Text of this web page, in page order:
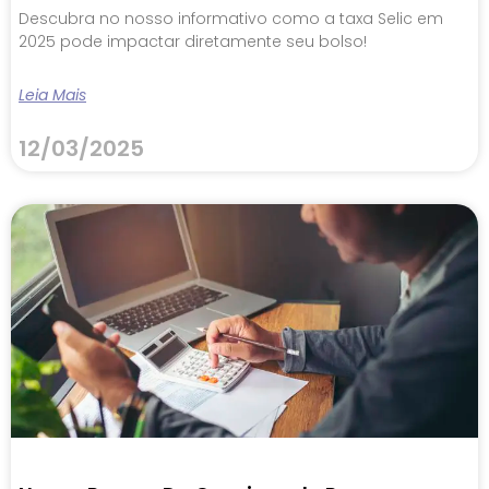
Descubra no nosso informativo como a taxa Selic em
2025 pode impactar diretamente seu bolso!
Leia Mais
12/03/2025